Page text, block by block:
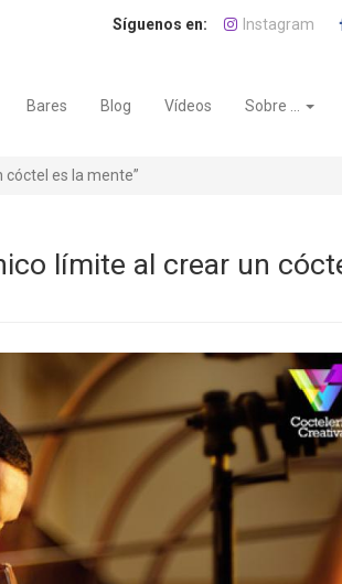
Instagram
Bares Blog Vídeos Sobre ...
cóctel es la mente”
límite al crear un